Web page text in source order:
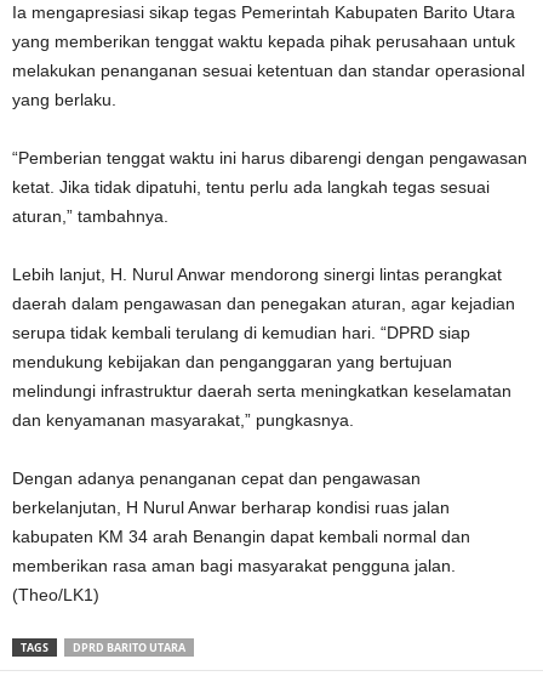
Ia mengapresiasi sikap tegas Pemerintah Kabupaten Barito Utara
yang memberikan tenggat waktu kepada pihak perusahaan untuk
melakukan penanganan sesuai ketentuan dan standar operasional
yang berlaku.
“Pemberian tenggat waktu ini harus dibarengi dengan pengawasan
ketat. Jika tidak dipatuhi, tentu perlu ada langkah tegas sesuai
aturan,” tambahnya.
Lebih lanjut, H. Nurul Anwar mendorong sinergi lintas perangkat
daerah dalam pengawasan dan penegakan aturan, agar kejadian
serupa tidak kembali terulang di kemudian hari. “DPRD siap
mendukung kebijakan dan penganggaran yang bertujuan
melindungi infrastruktur daerah serta meningkatkan keselamatan
dan kenyamanan masyarakat,” pungkasnya.
Dengan adanya penanganan cepat dan pengawasan
berkelanjutan, H Nurul Anwar berharap kondisi ruas jalan
kabupaten KM 34 arah Benangin dapat kembali normal dan
memberikan rasa aman bagi masyarakat pengguna jalan.
(Theo/LK1)
TAGS DPRD BARITO UTARA